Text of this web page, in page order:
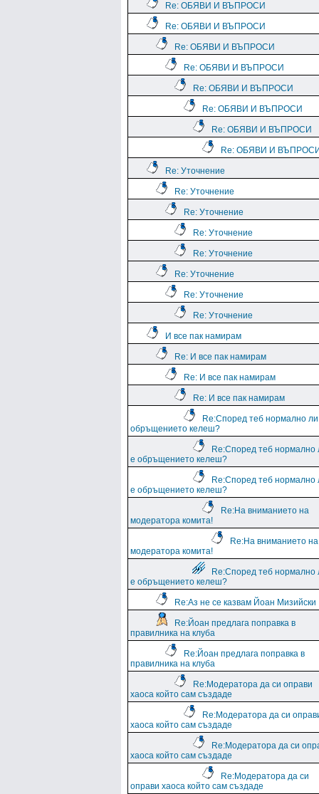
Re: ОБЯВИ И ВЪПРОСИ
Re: ОБЯВИ И ВЪПРОСИ
Re: ОБЯВИ И ВЪПРОСИ
Re: ОБЯВИ И ВЪПРОСИ
Re: ОБЯВИ И ВЪПРОСИ
Re: ОБЯВИ И ВЪПРОСИ
Re: ОБЯВИ И ВЪПРОСИ
Re: ОБЯВИ И
Re: Уточнение
Re: Уточнение
Re: Уточнение
Re: Уточнение
Re: Уточнение
Re: Уточнение
Re: Уточнение
Re: Уточнение
И все пак намирам
Re: И все пак намирам
Re: И все пак намирам
Re: И все пак намирам
Re:Според теб нормално
обръщението келеш?
Re:Според теб нормално
е обръщението келеш?
Re:Според теб нормално
е обръщението келеш?
Re:На вниманието на
модератора комита!
Re:На вниманието на
модератора комита!
Re:Според теб нормално
е обръщението келеш?
Re:Аз не се казвам Йоан Мизийски
Re:Йоан предлага поправка в
правилника на клуба
Re:Йоан предлага поправка в
правилника на клуба
Re:Модератора да си оправи
хаоса който сам създаде
Re:Модератора да си
хаоса който сам създаде
Re:Модератора да си
хаоса който сам създаде
Re:Модератора да си
оправи хаоса който сам създаде